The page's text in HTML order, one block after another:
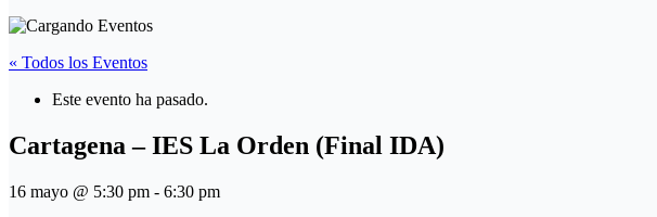
« Todos los Eventos
Este evento ha pasado.
Cartagena – IES La Orden (Final IDA)
16 mayo @ 5:30 pm - 6:30 pm